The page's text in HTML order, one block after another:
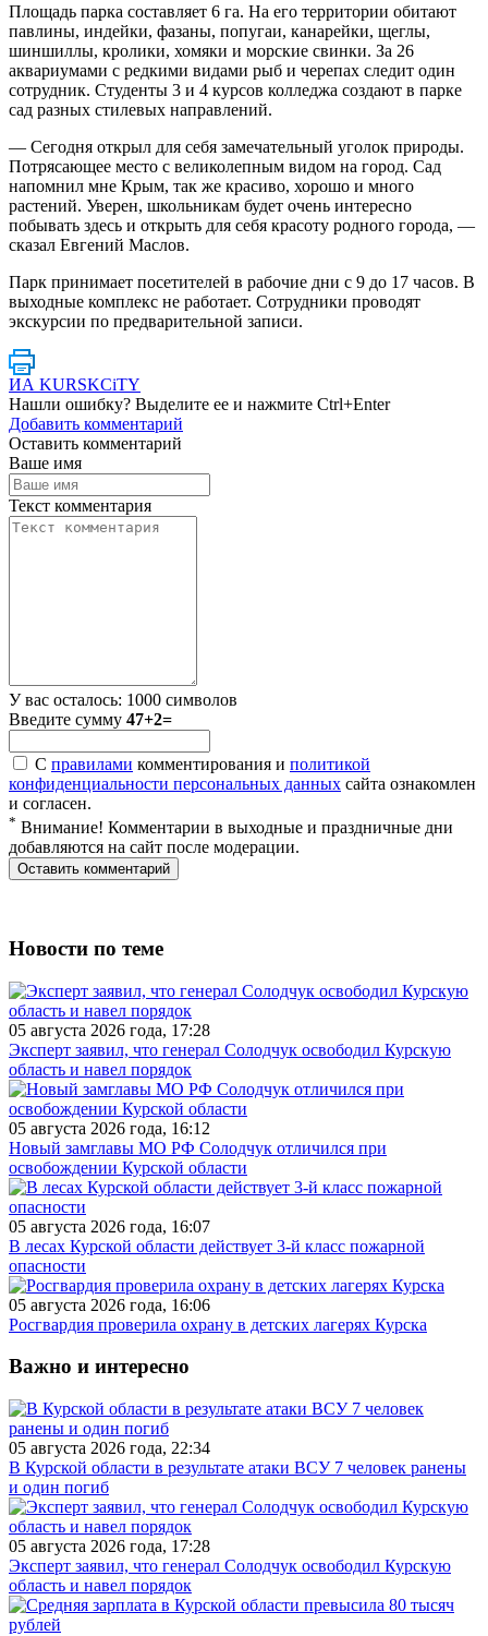
Площадь парка составляет 6 га. На его территории обитают
павлины, индейки, фазаны, попугаи, канарейки, щеглы,
шиншиллы, кролики, хомяки и морские свинки. За 26
аквариумами с редкими видами рыб и черепах следит один
сотрудник. Студенты 3 и 4 курсов колледжа создают в парке
сад разных стилевых направлений.
— Сегодня открыл для себя замечательный уголок природы.
Потрясающее место с великолепным видом на город. Сад
напомнил мне Крым, так же красиво, хорошо и много
растений. Уверен, школьникам будет очень интересно
побывать здесь и открыть для себя красоту родного города, —
сказал Евгений Маслов.
Парк принимает посетителей в рабочие дни с 9 до 17 часов. В
выходные комплекс не работает. Сотрудники проводят
экскурсии по предварительной записи.
ИА KURSKCiTY
Нашли ошибку? Выделите ее и нажмите Ctrl+Enter
Добавить комментарий
Оставить комментарий
Ваше имя
Текст комментария
У вас осталось: 1000 символов
Введите сумму 47+2=
С правилами комментирования и политикой
конфиденциальности персональных данных сайта ознакомлен
и согласен.
* Внимание! Комментарии в выходные и праздничные дни
добавляются на сайт после модерации.
Новости по теме
05 августа 2026 года, 17:28
Эксперт заявил, что генерал Солодчук освободил Курскую
область и навел порядок
05 августа 2026 года, 16:12
Новый замглавы МО РФ Солодчук отличился при
освобождении Курской области
05 августа 2026 года, 16:07
В лесах Курской области действует 3-й класс пожарной
опасности
05 августа 2026 года, 16:06
Росгвардия проверила охрану в детских лагерях Курска
Важно и интересно
05 августа 2026 года, 22:34
В Курской области в результате атаки ВСУ 7 человек ранены
и один погиб
05 августа 2026 года, 17:28
Эксперт заявил, что генерал Солодчук освободил Курскую
область и навел порядок